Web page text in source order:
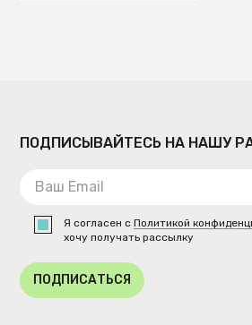
ПОДПИСЫВАЙТЕСЬ НА НАШУ
Я согласен сПолитикой
хочу получать рассылку
ПОДПИСАТЬСЯ